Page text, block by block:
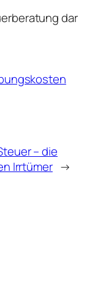
dar
– die
Irrtümer →